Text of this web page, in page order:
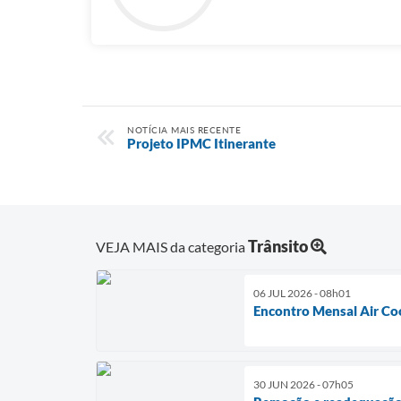
NOTÍCIA MAIS RECENTE
Projeto IPMC Itinerante
VEJA MAIS da categoriaTrânsito
06 JUL 2026 - 08h01
Encontro Mensal Air
30 JUN 2026 - 07h05